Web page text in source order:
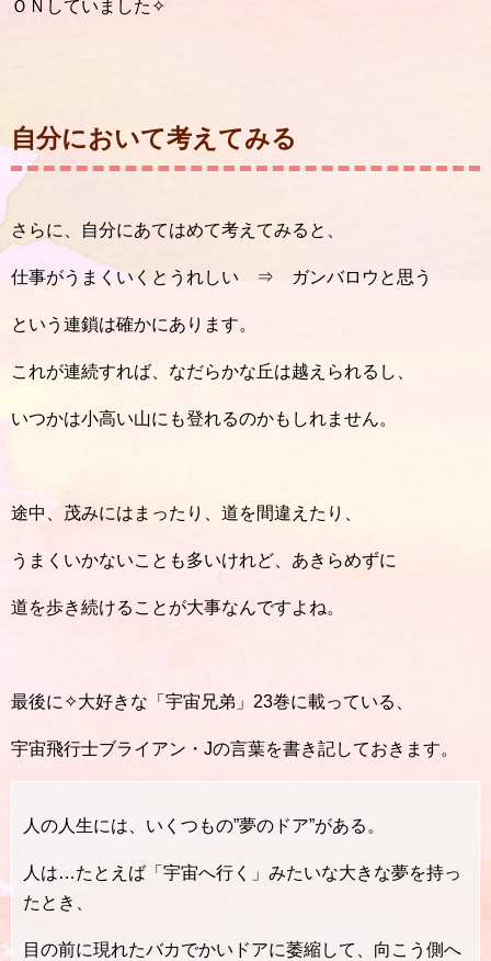
ＯＮしていました✧
自分において考えてみる
さらに、自分にあてはめて考えてみると、
仕事がうまくいくとうれしい ⇒ ガンバロウと思う
という連鎖は確かにあります。
これが連続すれば、なだらかな丘は越えられるし、
いつかは小高い山にも登れるのかもしれません。
途中、茂みにはまったり、道を間違えたり、
うまくいかないことも多いけれど、あきらめずに
道を歩き続けることが大事なんですよね。
最後に✧大好きな「宇宙兄弟」23巻に載っている、
宇宙飛行士ブライアン・Jの言葉を書き記しておきます。
人の人生には、いくつもの”夢のドア”がある。
人は…たとえば「宇宙へ行く」みたいな大きな夢を持っ
たとき、
目の前に現れたバカでかいドアに萎縮して、向こう側へ